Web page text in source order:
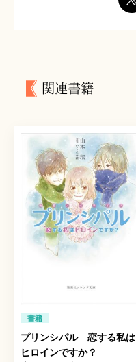
関連書籍
書籍
プリンシパル 恋する私は
ヒロインですか？